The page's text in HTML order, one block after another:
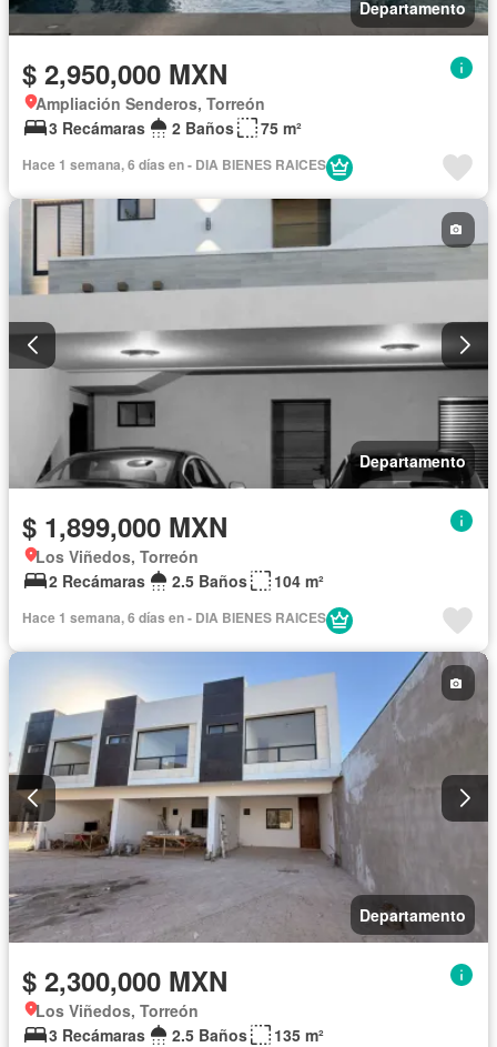
Departamento
$ 2,950,000 MXN
Ampliación Senderos, Torreón
3 Recámaras
2 Baños 75 m²
Hace 1 semana, 6 días en - DIA BIENES RAICES
Departamento
$ 1,899,000 MXN
Los Viñedos, Torreón
2 Recámaras
2.5 Baños 104 m²
Hace 1 semana, 6 días en - DIA BIENES RAICES
Departamento
$ 2,300,000 MXN
Los Viñedos, Torreón
3 Recámaras
2.5 Baños
135 m²